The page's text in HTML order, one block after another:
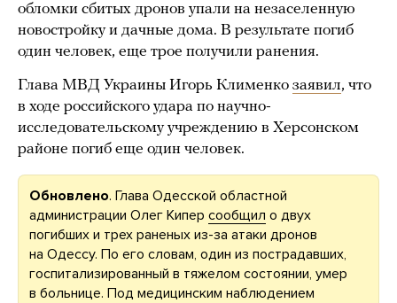
обломки сбитых дронов упали на незаселенную
новостройку и дачные дома. В результате погиб
один человек, еще трое получили ранения.
Глава МВД Украины Игорь Клименко заявил, что
в ходе российского удара по научно-
исследовательскому учреждению в Херсонском
районе погиб еще один человек.
Обновлено. Глава Одесской областной
администрации Олег Кипер сообщил о двух
погибших и трех раненых из-за атаки дронов
на Одессу. По его словам, один из пострадавших,
госпитализированный в тяжелом состоянии, умер
в больнице. Под медицинским наблюдением